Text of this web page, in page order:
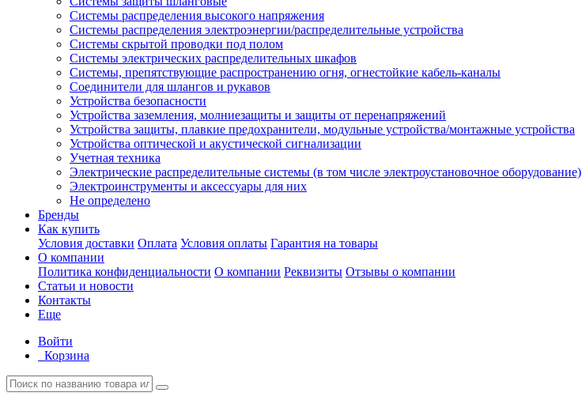
Системы распределения высокого напряжения
Системы распределения электроэнергии/распределительные устройства
Системы скрытой проводки под полом
Системы электрических распределительных шкафов
Системы, препятствующие распространению огня, огнестойкие кабель-каналы
Соединители для шлангов и рукавов
Устройства безопасности
Устройства заземления, молниезащиты и защиты от перенапряжений
Устройства защиты, плавкие предохранители, модульные устройства/монтажные устройства
Устройства оптической и акустической сигнализации
Учетная техника
Электрические распределительные системы (в том числе электроустановочное оборудование)
Электроинструменты и аксессуары для них
Не определено
Бренды
Как купить
Условия доставки Оплата Условия оплаты Гарантия на товары
О компании
Политика конфиденциальности О компании Реквизиты Отзывы о компании
Статьи и новости
Контакты
Еще
Войти
Корзина